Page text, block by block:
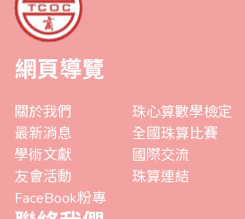
網頁導覽
關於我們
最新消息
學術文獻
友會活動
FaceBook粉專
珠心算數學檢定
全國珠算比賽
國際交流
珠算連結